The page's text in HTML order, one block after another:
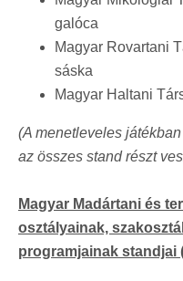
galóca
Magyar Rovartani
sáska
Magyar Haltani
(A menetleveles
az összes stand részt
Magyar Madártani és
osztályainak,
programjainak standjai